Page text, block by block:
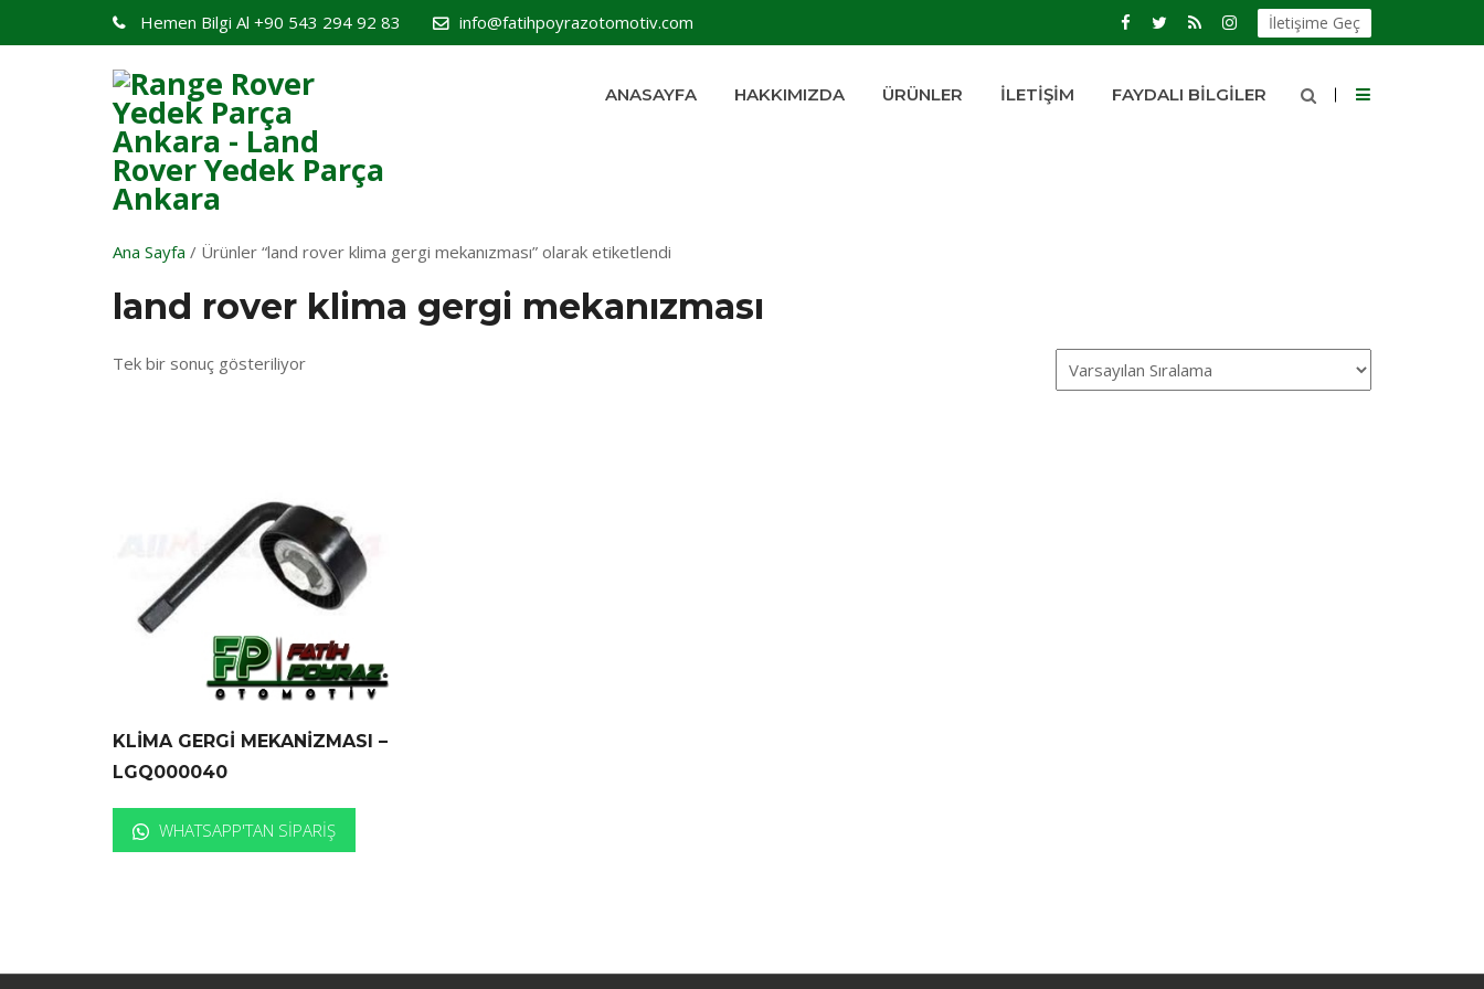
Hemen Bilgi Al +90 543 294 92 83 info@fatihpoyrazotomotiv.com İletişime Geç
ANASAYFA HAKKIMIZDA ÜRÜNLER İLETIŞIM FAYDALI BILGILER
Ana Sayfa / Ürünler “land rover klima gergi mekanızması” olarak etiketlendi
land rover klima gergi mekanızması
Tek bir sonuç gösteriliyor
KLİMA GERGİ MEKANİZMASI –
LGQ000040
WHATSAPP'TAN SIPARIŞ